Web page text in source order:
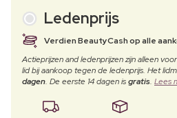
Ledenprijs
Verdien BeautyCash op alle
Actieprijzen and ledenprijzen zijn alleen
lid bij aankoop tegen de ledenprijs. Het
dagen. De eerste 14 dagen isgratis. Lees